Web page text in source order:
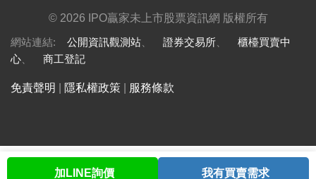
股票查詢 與我聯繫 會員中心
© 2026 IPO贏家未上市股票資訊網 版權所有
網站連結: 公開資訊觀測站 證券交易所
櫃檯買賣中
心
商工登記
免責聲明 隱私權政策 服務條款
加LINE詢價 我有買賣需求